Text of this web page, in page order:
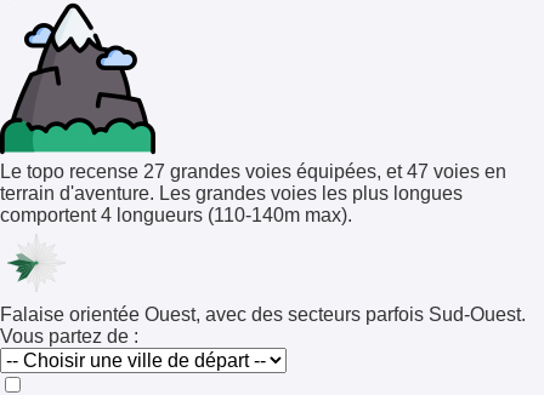
Le topo recense 27 grandes voies équipées, et 47 voies en
terrain d'aventure. Les grandes voies les plus longues
comportent 4 longueurs (110-140m max).
Falaise orientée Ouest, avec des secteurs parfois Sud-Ouest.
Vous partez de :